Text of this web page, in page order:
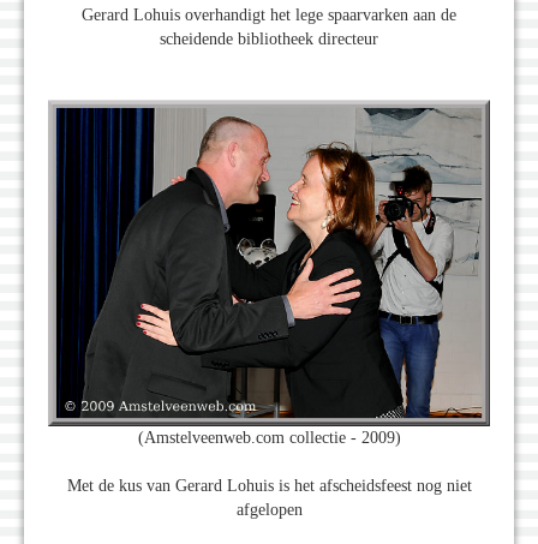
Gerard Lohuis overhandigt het lege spaarvarken aan de
scheidende bibliotheek directeur
(Amstelveenweb.com collectie - 2009)
Met de kus van Gerard Lohuis is het afscheidsfeest nog niet
afgelopen